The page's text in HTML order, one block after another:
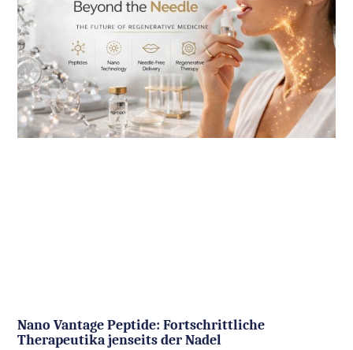
Nano Vantage Peptide: Fortschrittliche
Therapeutika jenseits der Nadel